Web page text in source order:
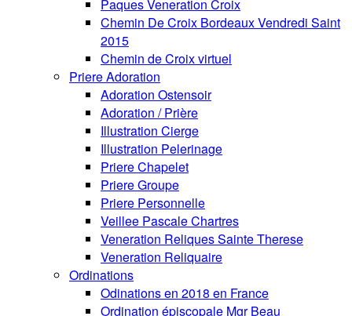
Paques Veneration Croix
Chemin De Croix Bordeaux Vendredi Saint
2015
Chemin de Croix virtuel
Priere Adoration
Adoration Ostensoir
Adoration / Prière
Illustration Cierge
Illustration Pelerinage
Priere Chapelet
Priere Groupe
Priere Personnelle
Veillee Pascale Chartres
Veneration Reliques Sainte Therese
Veneration Reliquaire
Ordinations
Odinations en 2018 en France
Ordination épiscopale Mgr Beau